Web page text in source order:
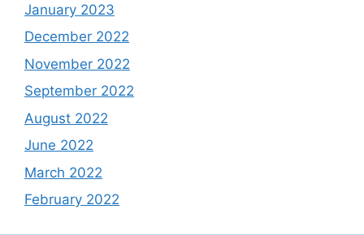
January 2023
December 2022
November 2022
September 2022
August 2022
June 2022
March 2022
February 2022